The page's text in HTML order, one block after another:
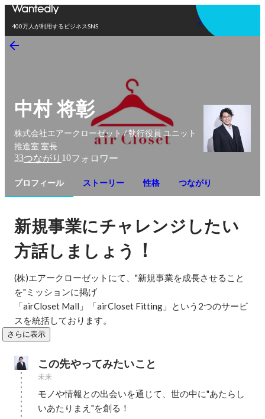
400万人が利用するビジネスSNS
アプリを使う
中村 将彰
株式会社エアークローゼット / 執行役員 ユニット
推進室 室長
33つながり 10フォロワー
プロフィール ストーリー 性格 つながり
新規事業にチャレンジしたい
方話しましょう ！
(株)エアークローゼットにて、"新規事業を成長させること
を"ミッションに掲げ
「airCloset Mall」「airCloset Fitting」という2つのサービ
スを統括しております。
さらに表示
この先やってみたいこと
未来
モノや情報との出会いを通じて、世の中に"あたらし
いあたりまえ"を創る！